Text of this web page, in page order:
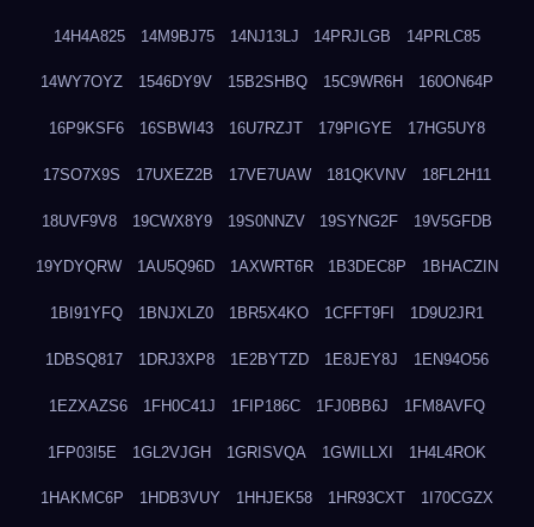
14H4A825 14M9BJ75 14NJ13LJ 14PRJLGB 14PRLC85
14WY7OYZ 1546DY9V 15B2SHBQ 15C9WR6H 160ON64P
16P9KSF6 16SBWI43 16U7RZJT 179PIGYE 17HG5UY8
17SO7X9S 17UXEZ2B 17VE7UAW 181QKVNV 18FL2H11
18UVF9V8 19CWX8Y9 19S0NNZV 19SYNG2F 19V5GFDB
19YDYQRW 1AU5Q96D 1AXWRT6R 1B3DEC8P 1BHACZIN
1BI91YFQ 1BNJXLZ0 1BR5X4KO 1CFFT9FI 1D9U2JR1
1DBSQ817 1DRJ3XP8 1E2BYTZD 1E8JEY8J 1EN94O56
1EZXAZS6 1FH0C41J 1FIP186C 1FJ0BB6J 1FM8AVFQ
1FP03I5E 1GL2VJGH 1GRISVQA 1GWILLXI 1H4L4ROK
1HAKMC6P 1HDB3VUY 1HHJEK58 1HR93CXT 1I70CGZX